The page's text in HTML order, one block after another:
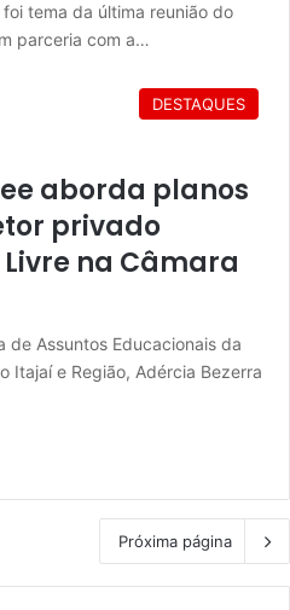
tema da última reunião do
parceria com a…
DESTAQUES
aborda planos
privado
na Câmara
Assuntos Educacionais da
Itajaí e Região, Adércia Bezerra
Próxima página